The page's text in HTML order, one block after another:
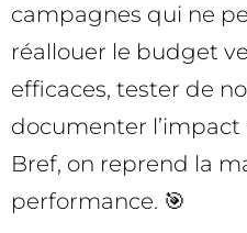
campagnes qui ne
réallouer le budget
efficaces, tester de
documenter l’impact
Bref, on reprend la
performance. 🎯